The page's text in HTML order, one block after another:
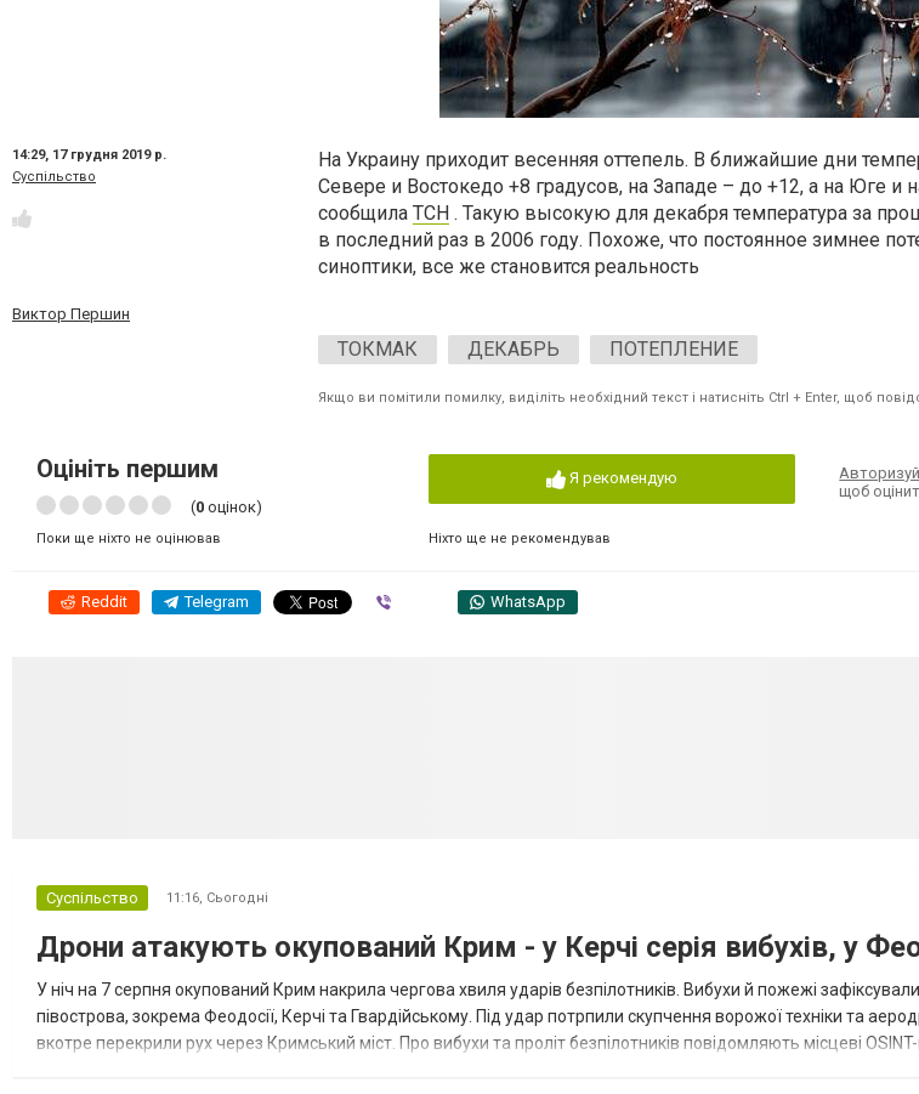
14:29, 17 грудня 2019 р.
Суспільство
Виктор Першин
На Украину приходит весенняя оттепель. В ближайшие дни
Севере и Востокедо +8 градусов, на Западе – до +12, а на Юге и
сообщила ТСН . Такую высокую для декабря температура за
в последний раз в 2006 году. Похоже, что постоянное зимнее
синоптики, все же становится реальность
ТОКМАК ДЕКАБРЬ ПОТЕПЛЕНИЕ
Якщо ви помітили помилку, виділіть необхідний текст і натисніть Ctrl + Enter, щоб
Оцініть першим
(0 оцінок)
Поки ще ніхто не оцінював
Я рекомендую
Ніхто ще не рекомендував
щоб
Reddit Telegram WhatsApp
Суспільство 11:16, Сьогодні
Дрони атакують окупований Крим - у Керчі серія вибухів, у
У ніч на 7 серпня окупований Крим накрила чергова хвиля ударів безпілотників. Вибухи й пожежі
півострова, зокрема Феодосії, Керчі та Гвардійському. Під удар потрпили скупчення ворожої техніки та
вкотре перекрили рух через Кримський міст. Про вибухи та проліт безпілотників повідомляють місцеві